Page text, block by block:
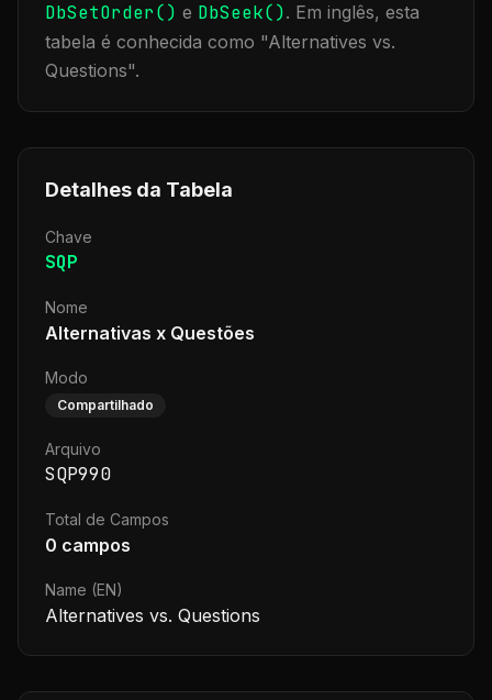
DbSetOrder() e DbSeek(). Em inglês, esta
tabela é conhecida como "Alternatives vs.
Questions".
Detalhes da Tabela
Chave
SQP
Nome
Alternativas x Questões
Modo
Compartilhado
Arquivo
SQP990
Total de Campos
0 campos
Name (EN)
Alternatives vs. Questions